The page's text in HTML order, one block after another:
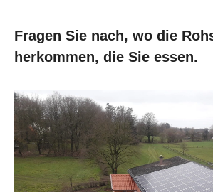
Fragen Sie nach, wo die
herkommen, die Sie essen.